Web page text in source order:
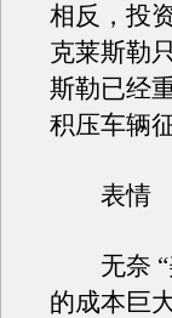
相反，投
克莱斯勒
斯勒已经
积压车辆
表情
无奈 “
的成本巨